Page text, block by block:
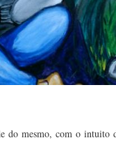
do mesmo, com o intuito